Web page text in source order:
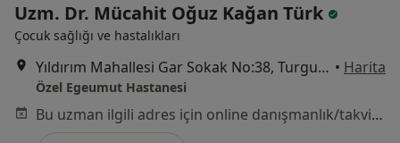
Uzm. Dr. Mücahit Oğuz Kağan Türk
Çocuk sağlığı ve hastalıkları
Yıldırım Mahallesi Gar Sokak No:38, Turgutlu • Harita
Özel Egeumut Hastanesi
Bu uzman ilgili adres için online danışmanlık/takvim sunmuyor.